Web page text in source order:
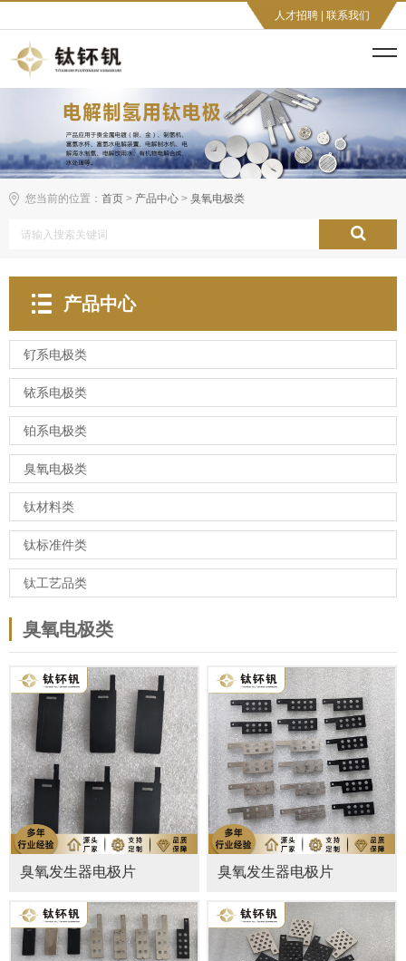
人才招聘 联系我们
您当前的位置： 首页 > 产品中心 > 臭氧电极类
产品中心
钌系电极类
铱系电极类
铂系电极类
臭氧电极类
钛材料类
钛标准件类
钛工艺品类
臭氧电极类
臭氧发生器电极片 臭氧发生器电极片